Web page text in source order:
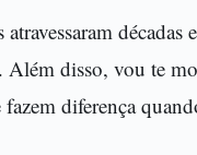
décadas
disso, vou te
diferença